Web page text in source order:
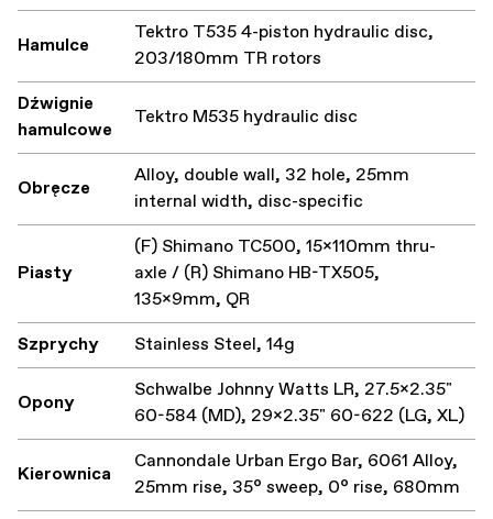
Hamulce
Tektro T535 4-piston hydraulic disc,
203/180mm TR rotors
Dźwignie
hamulcowe
Tektro M535 hydraulic disc
Obręcze
Alloy, double wall, 32 hole, 25mm
internal width, disc-specific
Piasty
(F) Shimano TC500, 15x110mm thru-
axle / (R) Shimano HB-TX505,
135x9mm, QR
Szprychy
Stainless Steel, 14g
Opony
Schwalbe Johnny Watts LR, 27.5x2.35"
60-584 (MD), 29x2.35" 60-622 (LG, XL)
Kierownica
Cannondale Urban Ergo Bar, 6061 Alloy,
25mm rise, 35° sweep, 0° rise, 680mm